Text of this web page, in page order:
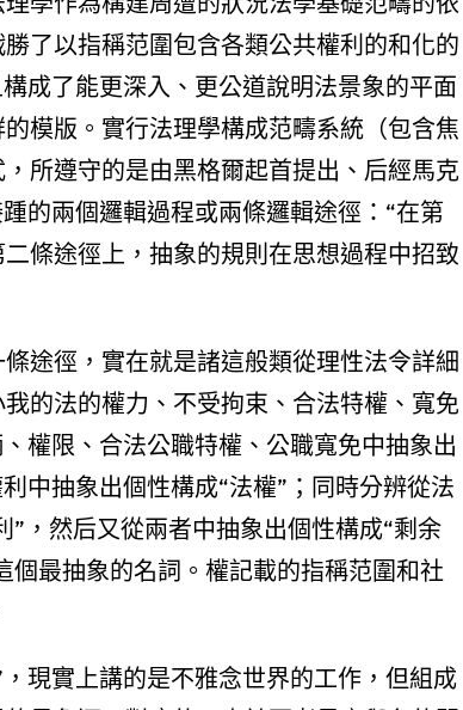
了以指稱范圍包含各類公共權利的和化的
成了能更深入、更公道說明法景象的平面
模版。實行法理學構成范疇系統（包含焦
所遵守的是由黑格爾起首提出、后經馬克
的兩個邏輯過程或兩條邏輯途徑：“在第
條途徑上，抽象的規則在思想過程中招致
途徑，實在就是諸這般類從理性法令詳細
的法的權力、不受拘束、合法特權、寬免
權限、合法公職特權、公職寬免中抽象出
中抽象出個性構成“法權”；同時分辨從法
，然后又從兩者中抽象出個性構成“剩余
個最抽象的名詞。權記載的指稱范圍和社
現實上講的是不雅念世界的工作，但組成